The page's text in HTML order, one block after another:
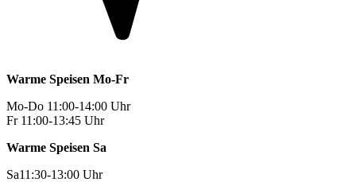
Warme Speisen Mo-Fr
Mo-Do 11:00-14:00 Uhr
Fr 11:00-13:45 Uhr
Warme Speisen Sa
Sa11:30-13:00 Uhr